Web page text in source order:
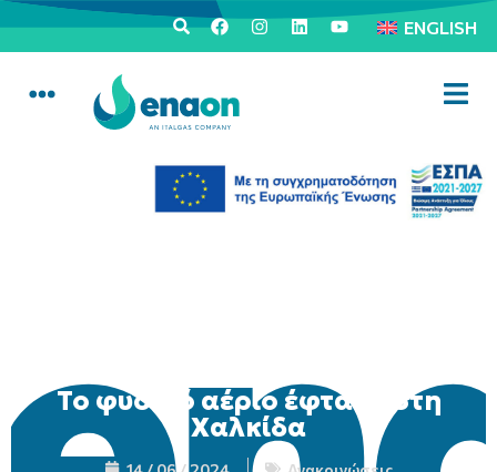
ENGLISH
Το φυσικό αέριο έφτασε στη
Χαλκίδα